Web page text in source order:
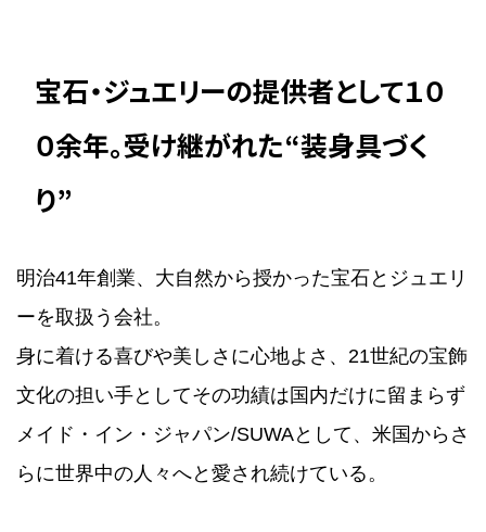
宝石・ジュエリーの提供者として１０
０余年。受け継がれた“装身具づく
り”
明治41年創業、大自然から授かった宝石とジュエリ
ーを取扱う会社。
身に着ける喜びや美しさに心地よさ、21世紀の宝飾
文化の担い手としてその功績は国内だけに留まらず
メイド・イン・ジャパン/SUWAとして、米国からさ
らに世界中の人々へと愛され続けている。